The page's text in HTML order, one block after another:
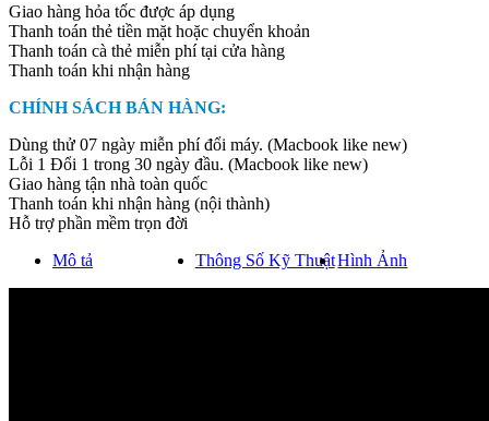
(12
Core
64GB
|
SSD)
quantity
Giao hàng hỏa tốc được áp dụng
Thanh toán thẻ tiền mặt hoặc chuyển khoản
Thanh toán cà thẻ miễn phí tại cửa hàng
Thanh toán khi nhận hàng
CHÍNH SÁCH BÁN HÀNG:
Dùng thử 07 ngày miễn phí đổi máy. (Macbook like new)
Lỗi 1 Đổi 1 trong 30 ngày đầu. (Macbook like new)
Giao hàng tận nhà toàn quốc
Thanh toán khi nhận hàng (nội thành)
Hỗ trợ phần mềm trọn đời
Mô tả
Thông Số Kỹ ThuậtHình Ảnh